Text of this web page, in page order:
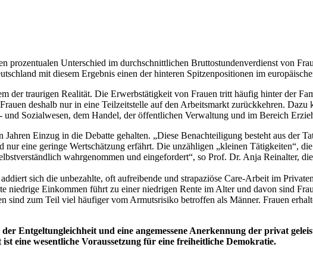
prozentualen Unterschied im durchschnittlichen Bruttostundenverdienst von
mit diesem Ergebnis einen der hinteren Spitzenpositionen im
der traurigen Realität. Die Erwerbstätigkeit von Frauen tritt häufig hinter der
deshalb nur in eine Teilzeitstelle auf den Arbeitsmarkt zurückkehren. Dazu
und Sozialwesen, dem Handel, der öffentlichen Verwaltung und im Bereich
Einzug in die Debatte gehalten. „Diese Benachteiligung besteht aus der
eine geringe Wertschätzung erfährt. Die unzähligen „kleinen Tätigkeiten“,
wahrgenommen und eingefordert“, so Prof. Dr. Anja Reinalter,
sich die unbezahlte, oft aufreibende und strapaziöse Care-Arbeit im
Einkommen führt zu einer niedrigen Rente im Alter und davon sind
sind zum Teil viel häufiger vom Armutsrisiko betroffen als Männer. Frauen
Entgeltungleichheit und eine angemessene Anerkennung der privat
eine wesentliche Voraussetzung für eine freiheitliche Demokratie.